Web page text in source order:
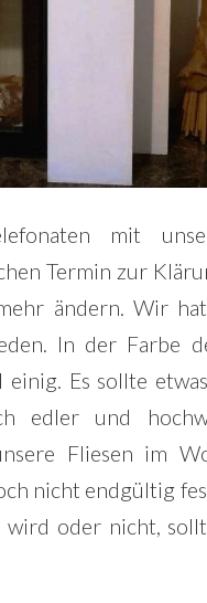
mit
Termin zur
ändern. Wir
In der Farbe
Es sollte
edler und
Fliesen im
nicht endgültig
wird oder nicht,